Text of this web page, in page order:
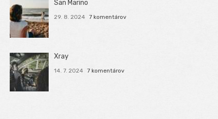
San Marino
29. 8. 2024 7 komentárov
Xray
14. 7. 2024 7 komentárov